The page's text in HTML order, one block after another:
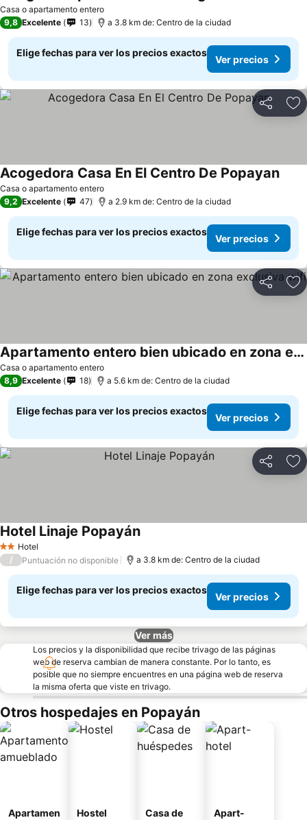
Casa o apartamento entero
9,8 Excelente 13 a 3.8 km de: Centro de la ciudad
Elige fechas para ver los precios exactos
Ver precios
Compartir
Casa o apartamento entero
Acogedora Casa En El Centro De PopayanVer
9,2 Excelente 47 a 2.9 km de: Centro de la ciudad
Elige fechas para ver los precios exactos
Ver precios
Compartir
Casa o apartamento entero
Apartamento entero bien ubicado en zona exclusiva wifi
Ver precios
8,9 Excelente 18 a 5.6 km de: Centro de la ciudad
Elige fechas para ver los precios exactos
Ver precios
Compartir
2 Estrellas
Hotel
Hotel Linaje PopayánVer precios
/ Puntuación no disponible a 3.8 km de: Centro de la ciudad
Elige fechas para ver los precios exactos
Ver precios
Ver más
Los precios y la disponibilidad que recibe trivago de las páginas
web de reserva cambian de manera constante. Por lo tanto, es
posible que no siempre encuentres en una página web de reserva
la misma oferta que viste en trivago.
Otros hospedajes en Popayán
Apartamen
Hostel
Casa de
Apart-